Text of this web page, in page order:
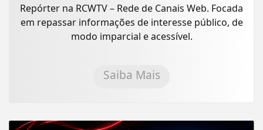
Repórter na RCWTV – Rede de Canais Web. Focada
em repassar informações de interesse público, de
modo imparcial e acessível.
Saiba Mais